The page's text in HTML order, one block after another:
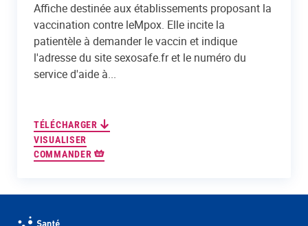
Affiche destinée aux établissements proposant la
vaccination contre leMpox. Elle incite la
patientèle à demander le vaccin et indique
l'adresse du site sexosafe.fr et le numéro du
service d'aide à...
TÉLÉCHARGER
VISUALISER
COMMANDER